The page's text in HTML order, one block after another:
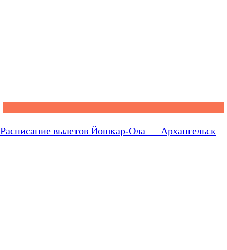
Расписание вылетов Йошкар-Ола — Архангельск